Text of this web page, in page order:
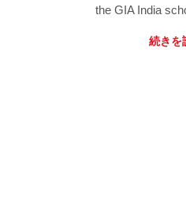
the GIA India
続きを